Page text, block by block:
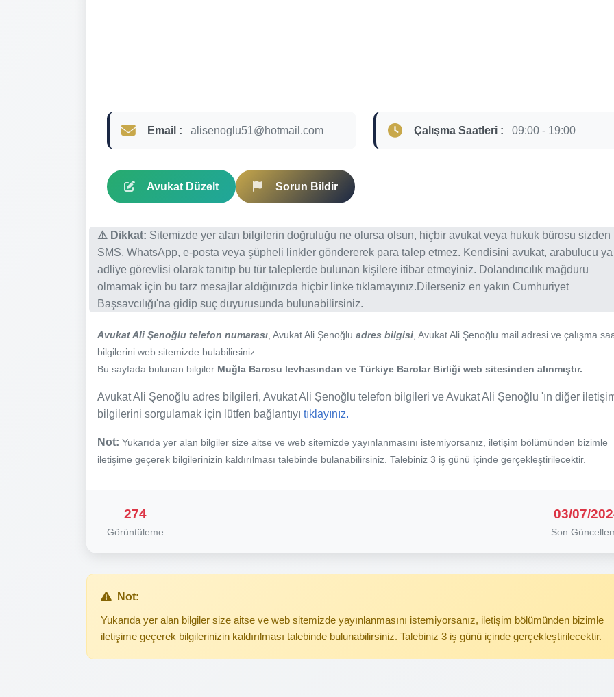
Email : alisenoglu51@hotmail.com Çalışma Saatleri : 09:00 - 19:00
Avukat Düzelt Sorun Bildir
⚠️ Dikkat: Sitemizde yer alan bilgilerin doğruluğu ne olursa olsun, hiçbir avukat veya hukuk bürosu sizden
SMS, WhatsApp, e-posta veya şüpheli linkler göndererek para talep etmez. Kendisini avukat, arabulucu
adliye görevlisi olarak tanıtıp bu tür taleplerde bulunan kişilere itibar etmeyiniz. Dolandırıcılık mağduru
olmamak için bu tarz mesajlar aldığınızda hiçbir linke tıklamayınız.Dilerseniz en yakın Cumhuriyet
Başsavcılığı'na gidip suç duyurusunda bulunabilirsiniz.
Avukat Ali Şenoğlu telefon numarası , Avukat Ali Şenoğlu adres bilgisi , Avukat Ali Şenoğlu mail adresi ve çalışma
bilgilerini web sitemizde bulabilirsiniz.
Bu sayfada bulunan bilgiler Muğla Barosu levhasından ve Türkiye Barolar Birliği web sitesinden alınmıştır.
Avukat Ali Şenoğlu adres bilgileri, Avukat Ali Şenoğlu telefon bilgileri ve Avukat Ali Şenoğlu 'ın diğer
bilgilerini sorgulamak için lütfen bağlantıyı tıklayınız.
Not: Yukarıda yer alan bilgiler size aitse ve web sitemizde yayınlanmasını istemiyorsanız, iletişim bölümünden bizimle
iletişime geçerek bilgilerinizin kaldırılması talebinde bulanabilirsiniz. Talebiniz 3 iş günü içinde gerçekleştirilecektir.
274
Görüntüleme
03/07/
Son
Not:
Yukarıda yer alan bilgiler size aitse ve web sitemizde yayınlanmasını istemiyorsanız, iletişim bölümünden bizimle
iletişime geçerek bilgilerinizin kaldırılması talebinde bulunabilirsiniz. Talebiniz 3 iş günü içinde gerçekleştirilecektir.